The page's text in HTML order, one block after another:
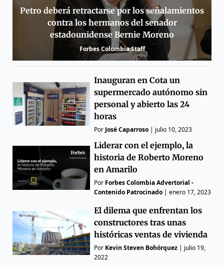
Petro deberá retractarse por los señalamientos
contra los hermanos del senador
estadounidense Bernie Moreno
Forbes Colombia Staff
Inauguran en Cota un
supermercado autónomo sin
personal y abierto las 24
horas
Por José Caparroso | julio 10, 2023
Liderar con el ejemplo, la
historia de Roberto Moreno
en Amarilo
Por Forbes Colombia Advertorial -
Contenido Patrocinado |enero 17, 2023
El dilema que enfrentan los
constructores tras unas
históricas ventas de vivienda
Por Kevin Steven Bohórquez | julio 19,
2022